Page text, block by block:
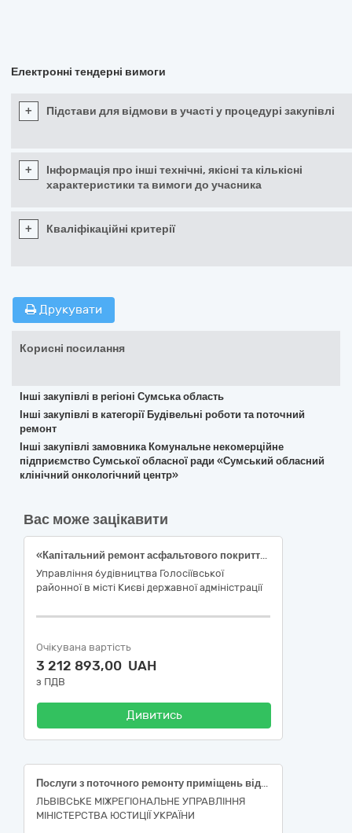
Електронні тендерні вимоги
+ Підстави для відмови в участі у процедурі закупівлі
+
Інформація про інші технічні, якісні та кількісні
характеристики та вимоги до учасника
+ Кваліфікаційні критерії
Друкувати
Корисні посилання
Інші закупівлі в регіоні Сумська область
Інші закупівлі в категорії Будівельні роботи та поточний
ремонт
Інші закупівлі замовника Комунальне некомерційне
підприємство Сумської обласної ради «Сумський обласний
клінічний онкологічний центр»
Вас може зацікавити
«Капітальний ремонт асфальтового покриття (благоустрій) прибудинкових територій за адресою: проспект Голосіївський, 118 корпус 1 у Голосіївському районі міста Києва». код ДК 021:2015 - 45453000-7 (Капітальний ремонт і реставрація)
Управління будівництва Голосіївської
районної в місті Києві державної адміністрації
Очікувана вартість
3 212 893,00 UAH
з ПДВ
Дивитись
Послуги з поточного ремонту приміщень відділу державної виконавчої служби у місті Луцьк Львівського міжрегіонального управління Міністерства юстиції України за адресою: вул. Винниченка, 27А, м. Луцьк, Луцький район, Волинська область
ЛЬВІВСЬКЕ МІЖРЕГІОНАЛЬНЕ УПРАВЛІННЯ
МІНІСТЕРСТВА ЮСТИЦІЇ УКРАЇНИ